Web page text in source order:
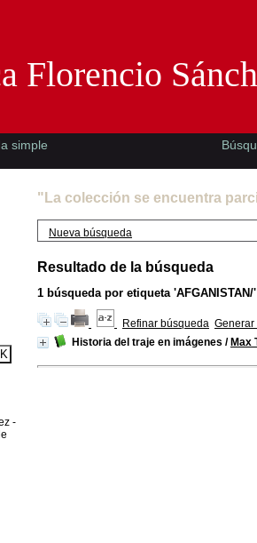
"La colección se encuentra
Nueva búsqueda
Resultado de la búsqueda
1 búsqueda por etiqueta 'AFGANISTAN/'
Refinar búsqueda Generar
Historia del traje en imágenes / Max
Florencio
simple
-